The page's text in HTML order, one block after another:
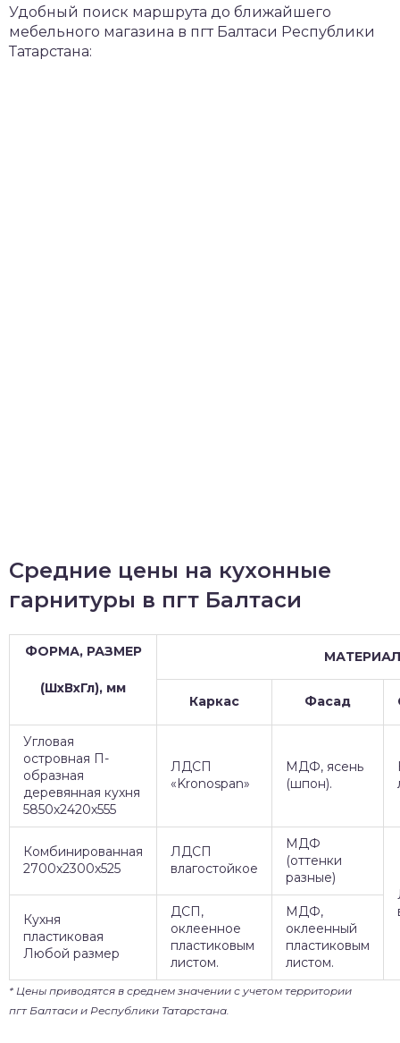
Удобный поиск маршрута до ближайшего
мебельного магазина в пгт Балтаси Республики
Татарстана:
Средние цены на кухонные
гарнитуры в пгт Балтаси
ФОРМА, РАЗМЕР
(ШхВхГл), мм
Каркас Фасад
Угловая
островная П-
образная
деревянная кухня
5850х2420х555
ЛДСП
«Kronospan»
МДФ, ясень
(шпон).
Комбинированная
2700х2300х525
ЛДСП
влагостойкое
МДФ
(оттенки
разные)
Кухня
пластиковая
Любой размер
ДСП,
оклеенное
пластиковым
листом.
МДФ,
оклеенный
пластиковым
листом.
* Цены приводятся в среднем значении с учетом территории
пгт Балтаси и Республики Татарстана.